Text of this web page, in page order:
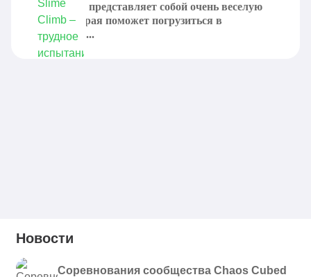
Slime Climb представляет собой очень веселую
карту, которая поможет погрузиться в
невероятно...
Новости
Соревнования сообщества Chaos Cubed